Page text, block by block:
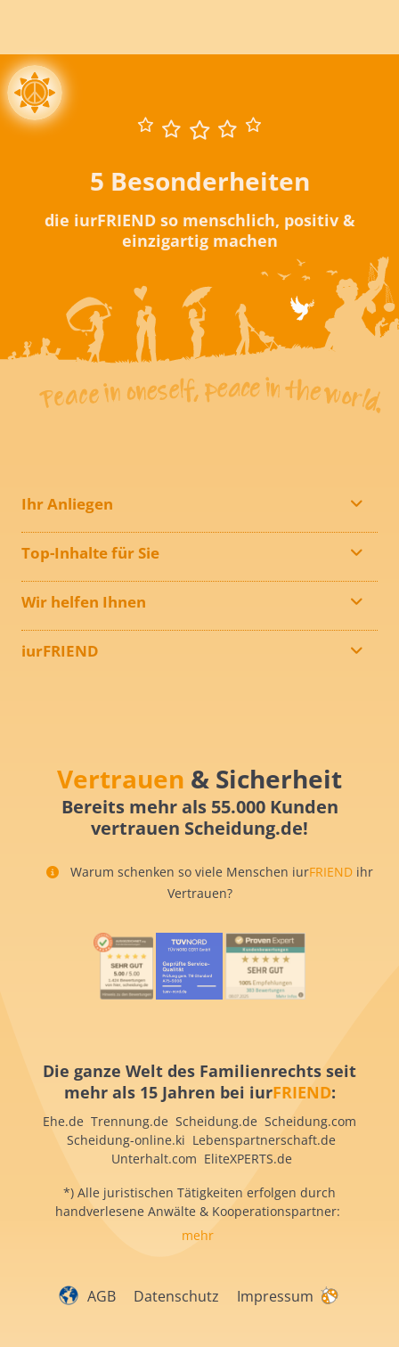
5 Besonderheiten
die iurFRIEND so menschlich, positiv &
einzigartig machen
Ihr Anliegen
Top-Inhalte für Sie
Wir helfen Ihnen
iurFRIEND
Vertrauen & Sicherheit
Bereits mehr als 55.000 Kunden
vertrauen Scheidung.de!
Warum schenken so viele Menschen iurFRIEND ihr
Vertrauen?
Die ganze Welt des Familienrechts seit
mehr als 15 Jahren bei iurFRIEND:
Ehe.de Trennung.de Scheidung.de Scheidung.com
Scheidung-online.ki Lebenspartnerschaft.de
Unterhalt.com EliteXPERTS.de
*) Alle juristischen Tätigkeiten erfolgen durch
handverlesene Anwälte & Kooperationspartner:
mehr
AGB Datenschutz Impressum